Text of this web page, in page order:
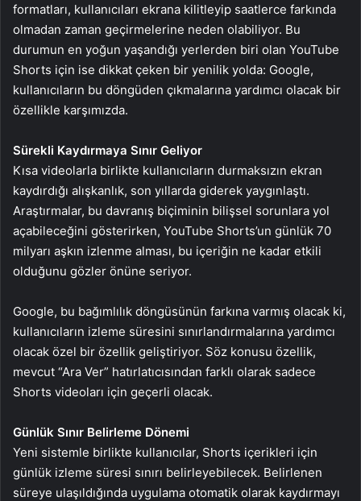
formatları, kullanıcıları ekrana kilitleyip saatlerce farkında
olmadan zaman geçirmelerine neden olabiliyor. Bu
durumun en yoğun yaşandığı yerlerden biri olan YouTube
Shorts için ise dikkat çeken bir yenilik yolda: Google,
kullanıcıların bu döngüden çıkmalarına yardımcı olacak bir
özellikle karşımızda.
Sürekli Kaydırmaya Sınır Geliyor
Kısa videolarla birlikte kullanıcıların durmaksızın ekran
kaydırdığı alışkanlık, son yıllarda giderek yaygınlaştı.
Araştırmalar, bu davranış biçiminin bilişsel sorunlara yol
açabileceğini gösterirken, YouTube Shorts’un günlük 70
milyarı aşkın izlenme alması, bu içeriğin ne kadar etkili
olduğunu gözler önüne seriyor.
Google, bu bağımlılık döngüsünün farkına varmış olacak ki,
kullanıcıların izleme süresini sınırlandırmalarına yardımcı
olacak özel bir özellik geliştiriyor. Söz konusu özellik,
mevcut “Ara Ver” hatırlatıcısından farklı olarak sadece
Shorts videoları için geçerli olacak.
Günlük Sınır Belirleme Dönemi
Yeni sistemle birlikte kullanıcılar, Shorts içerikleri için
günlük izleme süresi sınırı belirleyebilecek. Belirlenen
süreye ulaşıldığında uygulama otomatik olarak kaydırmayı